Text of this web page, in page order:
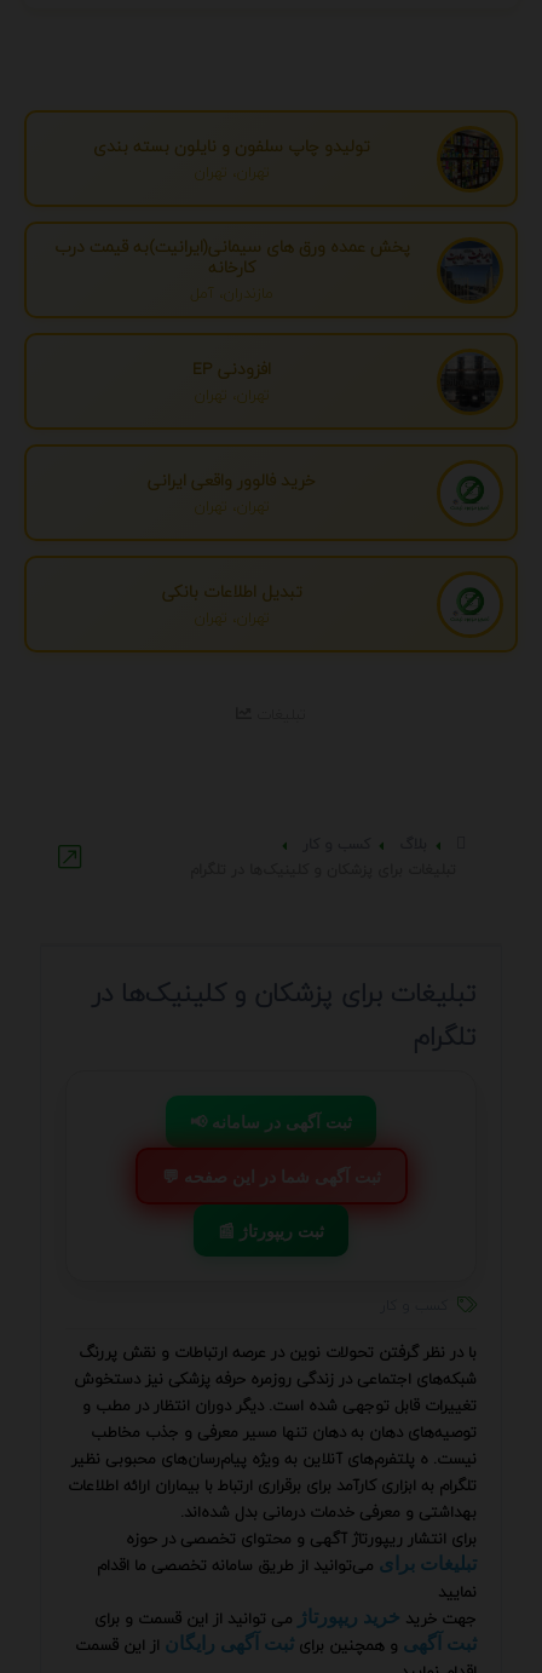
تولیدو چاپ سلفون و نایلون بسته بندی
تهران، تهران
پخش عمده ورق های سیمانی(ایرانیت)به قیمت درب
کارخانه
مازندران، آمل
افزودنی EP
تهران، تهران
خرید فالوور واقعی ایرانی
تهران، تهران
تبدیل اطلاعات بانکی
تهران، تهران
تبلیغات برای پزشکان و کلینیک‌ها در
تلگرام
📢 ثبت آگهی در سامانه
💬 ثبت آگهی شما در این صفحه
📰 ثبت ریپورتاژ
با در نظر گرفتن تحولات نوین در عرصه ارتباطات و نقش پررنگ
شبکه‌های اجتماعی در زندگی روزمره حرفه پزشکی نیز دستخوش
تغییرات قابل توجهی شده است. دیگر دوران انتظار در مطب و
توصیه‌های دهان به دهان تنها مسیر معرفی و جذب مخاطب
نیست. ه پلتفرم‌های آنلاین به ویژه پیام‌رسان‌های محبوبی نظیر
تلگرام به ابزاری کارآمد برای برقراری ارتباط با بیماران ارائه اطلاعات
بهداشتی و معرفی خدمات درمانی بدل شده‌اند.
برای انتشار ریپورتاژ آگهی و محتوای تخصصی در حوزه
تبلیغات برای می‌توانید از طریق سامانه تخصصی ما اقدام
نمایید
جهت خرید خرید ریپورتاژ می توانید از این قسمت و برای
ثبت آگهی و همچنین برای ثبت آگهی رایگان از این قسمت